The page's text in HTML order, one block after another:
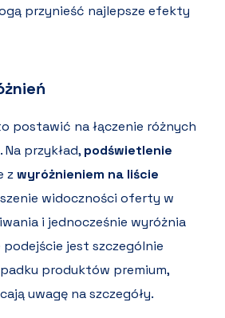
przynieść najlepsze efekty
postawić na łączenie różnych
przykład, podświetlenie
zwyróżnieniem na liście
widoczności oferty w
i jednocześnie wyróżnia
podejście jest szczególnie
produktów premium,
uwagę na szczegóły.